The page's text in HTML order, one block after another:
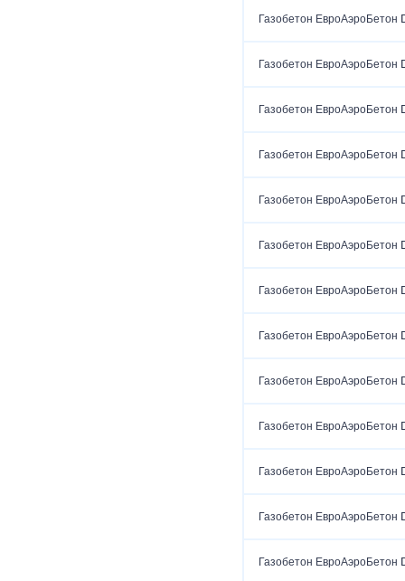
Газобетон ЕвроАэроБетон
Газобетон ЕвроАэроБетон
Газобетон ЕвроАэроБетон
Газобетон ЕвроАэроБетон
Газобетон ЕвроАэроБетон
Газобетон ЕвроАэроБетон
Газобетон ЕвроАэроБетон
Газобетон ЕвроАэроБетон
Газобетон ЕвроАэроБетон
Газобетон ЕвроАэроБетон
Газобетон ЕвроАэроБетон
Газобетон ЕвроАэроБетон
Газобетон ЕвроАэроБетон